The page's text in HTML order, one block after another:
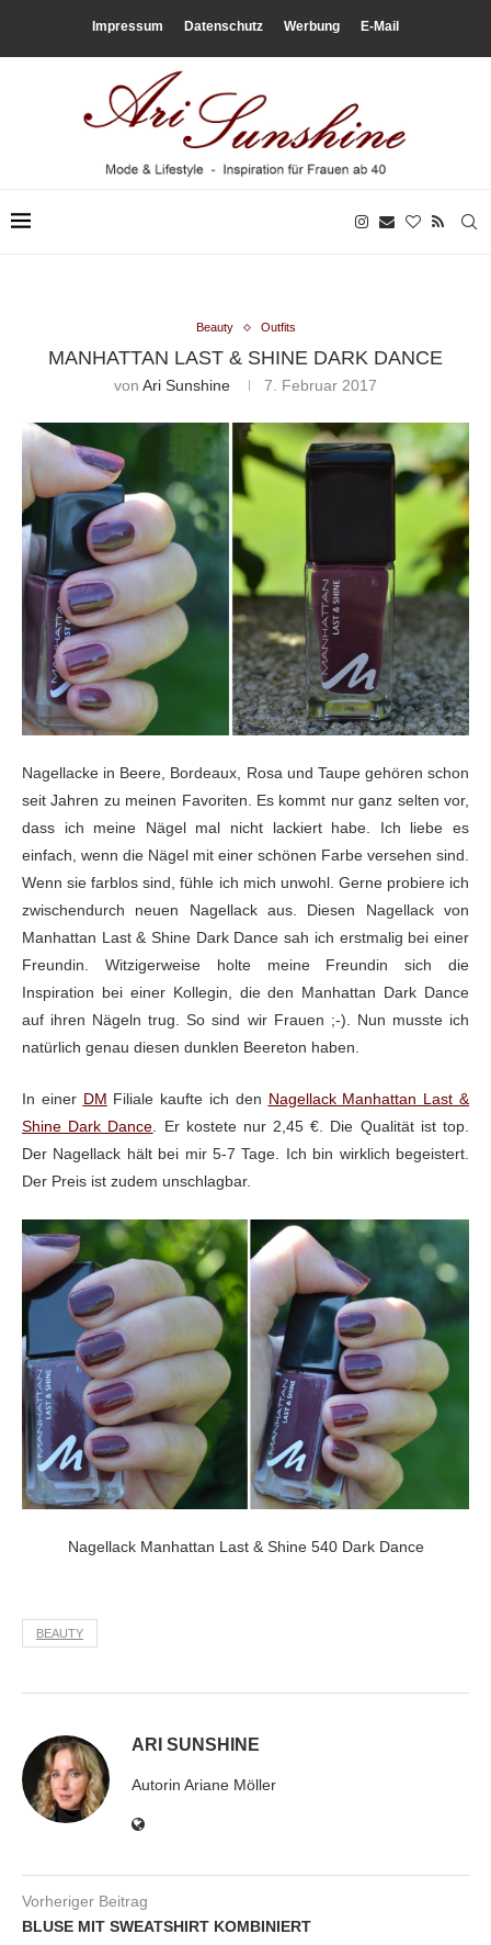
Impressum Datenschutz Werbung E-Mail
Beauty Outfits
MANHATTAN LAST & SHINE DARK DANCE
von Ari Sunshine 7. Februar 2017
Nagellacke in Beere, Bordeaux, Rosa und Taupe gehören schon
seit Jahren zu meinen Favoriten. Es kommt nur ganz selten vor,
dass ich meine Nägel mal nicht lackiert habe. Ich liebe es
einfach, wenn die Nägel mit einer schönen Farbe versehen sind.
Wenn sie farblos sind, fühle ich mich unwohl. Gerne probiere ich
zwischendurch neuen Nagellack aus. Diesen Nagellack von
Manhattan Last & Shine Dark Dance sah ich erstmalig bei einer
Freundin. Witzigerweise holte meine Freundin sich die
Inspiration bei einer Kollegin, die den Manhattan Dark Dance
auf ihren Nägeln trug. So sind wir Frauen ;-). Nun musste ich
natürlich genau diesen dunklen Beereton haben.
In einer DM Filiale kaufte ich den Nagellack Manhattan Last &
Shine Dark Dance . Er kostete nur 2,45 €. Die Qualität ist top.
Der Nagellack hält bei mir 5-7 Tage. Ich bin wirklich begeistert.
Der Preis ist zudem unschlagbar.
Nagellack Manhattan Last & Shine 540 Dark Dance
BEAUTY
ARI SUNSHINE
Autorin Ariane Möller
Vorheriger Beitrag
BLUSE MIT SWEATSHIRT KOMBINIERT